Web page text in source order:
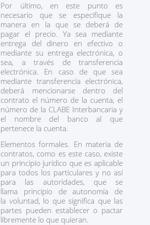
Por último, en este punto es
necesario que se especifique la
manera en la que se deberá de
pagar el precio. Ya sea mediante
entrega del dinero en efectivo o
mediante su entrega electrónica, o
sea, a través de transferencia
electrónica. En caso de que sea
mediante transferencia electrónica,
deberá mencionarse dentro del
contrato el número de la cuenta, el
número de la CLABE Interbancaria y
el nombre del banco al que
pertenece la cuenta.
Elementos formales. En materia de
contratos, como es este caso, existe
un principio jurídico que es aplicable
para todos los particulares y no así
para las autoridades, que se
llama principio de autonomía de
la voluntad, lo que significa que las
partes pueden establecer o pactar
libremente lo que quieran.